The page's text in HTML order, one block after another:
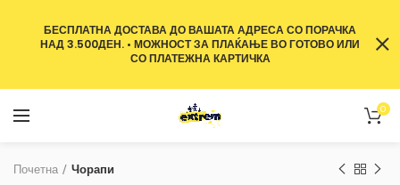
0
Почетна Чорапи
БЕСПЛАТНА ДОСТАВА ДО ВАШАТА АДРЕСА СО ПОРАЧКА
НАД 3.500ДЕН. • МОЖНОСТ ЗА ПЛАЌАЊЕ ВО ГОТОВО ИЛИ
СО ПЛАТЕЖНА КАРТИЧКА